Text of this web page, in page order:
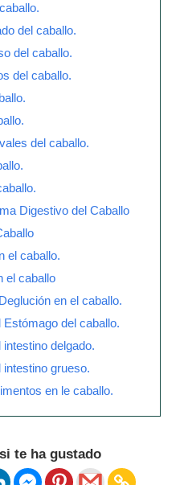
del caballo.
del caballo.
del caballo.
del caballo.
Digestivo del Caballo
el caballo.
el caballo
en el caballo.
Estómago del caballo.
delgado.
intestino grueso.
en le caballo.
te ha gustado